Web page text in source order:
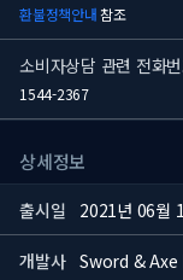
환불정책안내참조
소비자상담 관련 전화
1544-2367
상세정보
출시일 2021년 06월
개발사 Sword & Axe